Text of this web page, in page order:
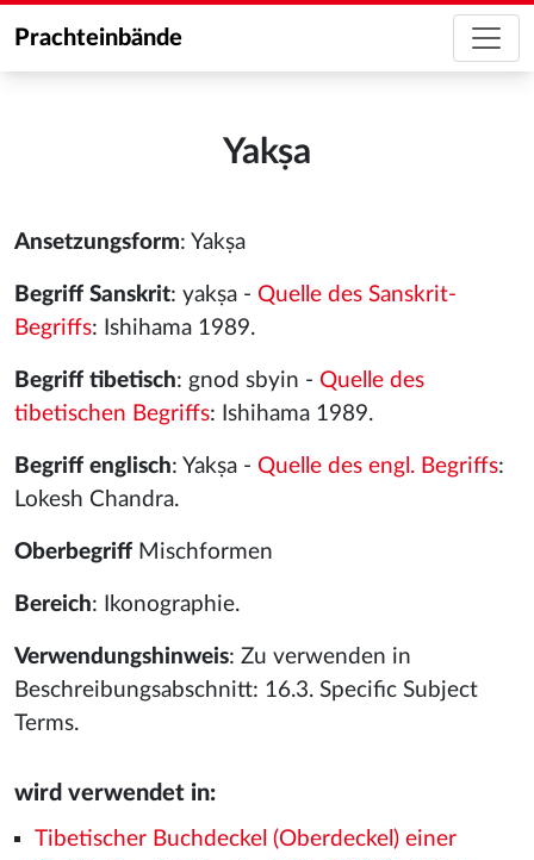
Prachteinbände
Yakṣa
Ansetzungsform: Yakṣa
Begriff Sanskrit: yakṣa - Quelle des Sanskrit-
Begriffs: Ishihama 1989.
Begriff tibetisch: gnod sbyin - Quelle des
tibetischen Begriffs: Ishihama 1989.
Begriff englisch: Yakṣa - Quelle des engl. Begriffs:
Lokesh Chandra.
Oberbegriff Mischformen
Bereich: Ikonographie.
Verwendungshinweis: Zu verwenden in
Beschreibungsabschnitt: 16.3. Specific Subject
Terms.
wird verwendet in:
Tibetischer Buchdeckel (Oberdeckel) einer